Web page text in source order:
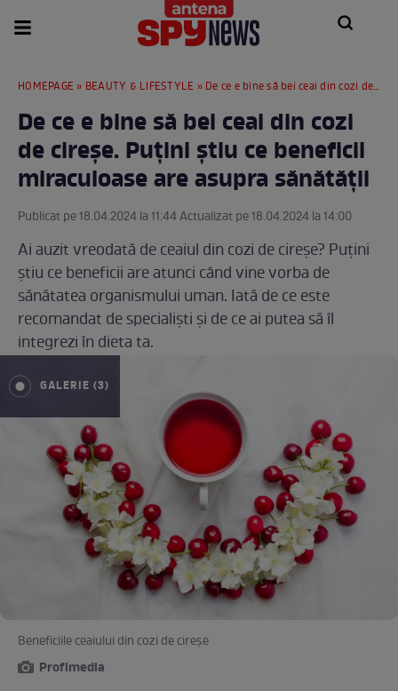
HOMEPAGE » BEAUTY & LIFESTYLE » De ce e bine să bei ceai din cozi de cireșe. Puțini știu ce beneficii miraculoase are asupra sănătății
De ce e bine să bei ceai din cozi
de cireșe. Puțini știu ce beneficii
miraculoase are asupra sănătății
Publicat pe 18.04.2024 la 11:44 Actualizat pe 18.04.2024 la 14:00
Ai auzit vreodată de ceaiul din cozi de cireșe? Puțini
știu ce beneficii are atunci când vine vorba de
sănătatea organismului uman. Iată de ce este
recomandat de specialiști și de ce ai putea să îl
integrezi în dieta ta.
GALERIE (3)
Beneficiile ceaiului din cozi de cireșe
Profimedia